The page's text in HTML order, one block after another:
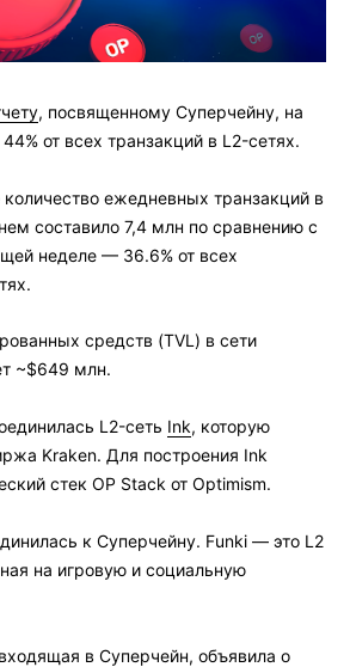
, посвященному Суперчейну, на
от всех транзакций в L2-сетях.
ежедневных транзакций в
составило 7,4 млн по сравнению с
неделе — 36.6% от всех
средств (TVL) в сети
~$649 млн.
L2-сеть Ink, которую
Kraken. Для построения Ink
стек OP Stack от Optimism.
к Суперчейну. Funki — это L2
на игровую и социальную
в Суперчейн, объявила о